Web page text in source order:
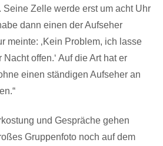
Zelle werde erst um acht Uhr
dann einen der Aufseher
meinte: ‚Kein Problem, ich lasse
offen.‘ Auf die Art hat er
einen ständigen Aufseher an
und Gespräche gehen
Gruppenfoto noch auf dem